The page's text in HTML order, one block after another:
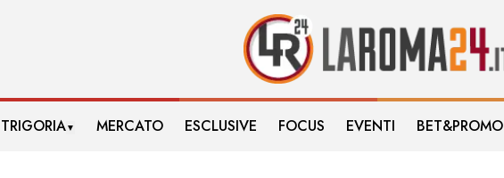
TRIGORIA▼ MERCATO ESCLUSIVE FOCUS EVENTI BET&PROMO